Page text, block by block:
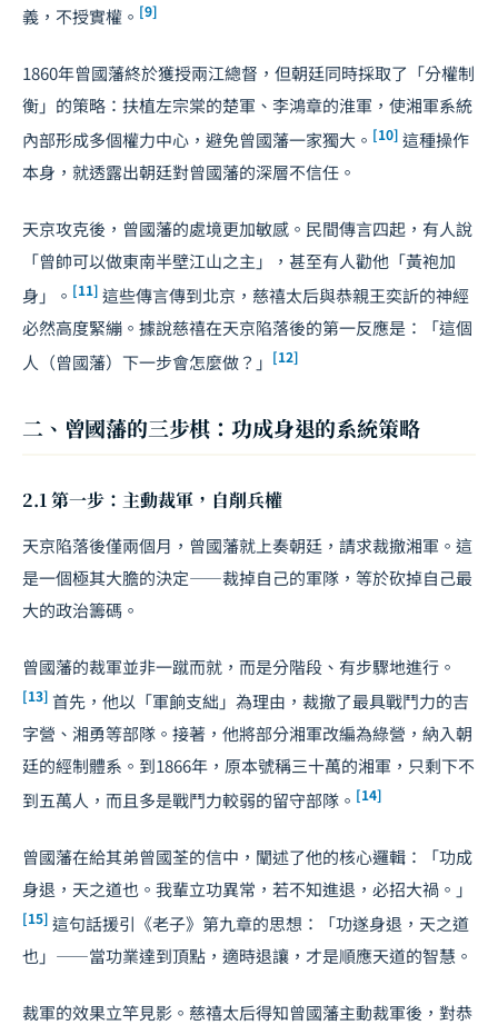
義，不授實權。 [9]
1860年曾國藩終於獲授兩江總督，但朝廷同時採取了「分權制
衡」的策略：扶植左宗棠的楚軍、李鴻章的淮軍，使湘軍系統
內部形成多個權力中心，避免曾國藩一家獨大。 [10] 這種操作
本身，就透露出朝廷對曾國藩的深層不信任。
天京攻克後，曾國藩的處境更加敏感。民間傳言四起，有人說
「曾帥可以做東南半壁江山之主」，甚至有人勸他「黃袍加
身」。 [11] 這些傳言傳到北京，慈禧太后與恭親王奕訢的神經
必然高度緊繃。據說慈禧在天京陷落後的第一反應是：「這個
人（曾國藩）下一步會怎麼做？」 [12]
二、曾國藩的三步棋：功成身退的系統策略
2.1 第一步：主動裁軍，自削兵權
天京陷落後僅兩個月，曾國藩就上奏朝廷，請求裁撤湘軍。這
是一個極其大膽的決定——裁掉自己的軍隊，等於砍掉自己最
大的政治籌碼。
曾國藩的裁軍並非一蹴而就，而是分階段、有步驟地進行。
[13] 首先，他以「軍餉支絀」為理由，裁撤了最具戰鬥力的吉
字營、湘勇等部隊。接著，他將部分湘軍改編為綠營，納入朝
廷的經制體系。到1866年，原本號稱三十萬的湘軍，只剩下不
到五萬人，而且多是戰鬥力較弱的留守部隊。 [14]
曾國藩在給其弟曾國荃的信中，闡述了他的核心邏輯：「功成
身退，天之道也。我輩立功異常，若不知進退，必招大禍。」
[15] 這句話援引《老子》第九章的思想：「功遂身退，天之道
也」——當功業達到頂點，適時退讓，才是順應天道的智慧。
裁軍的效果立竿見影。慈禧太后得知曾國藩主動裁軍後，對恭